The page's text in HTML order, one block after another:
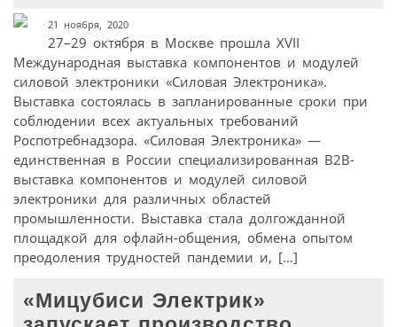
21 ноября, 2020
27–29 октября в Москве прошла XVII
Международная выставка компонентов и модулей
силовой электроники «Силовая Электроника».
Выставка состоялась в запланированные сроки при
соблюдении всех актуальных требований
Роспотребнадзора. «Силовая Электроника» —
единственная в России специализированная В2В-
выставка компонентов и модулей силовой
электроники для различных областей
промышленности. Выставка стала долгожданной
площадкой для офлайн-общения, обмена опытом
преодоления трудностей пандемии и, […]
«Мицубиси Электрик»